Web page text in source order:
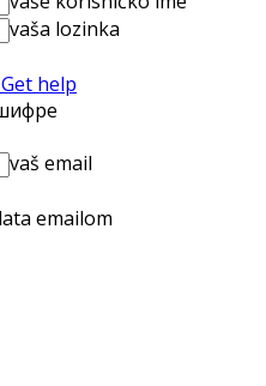
vaša lozinka
help
vaš email
emailom